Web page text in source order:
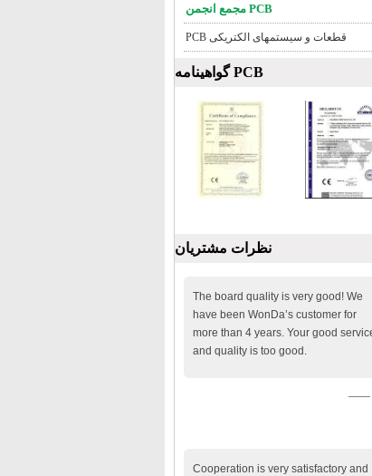
PCB مجمع انجمن
قطعات و سیستمهای الکتریکی PCB
PCB گواهینامه
نظرات مشتریان
The board quality is very good! We
have been WonDa’s customer for
more than 4 years. Your good
and quality is too good.
——
Cooperation is very satisfactory and